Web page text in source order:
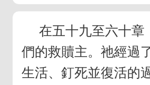
在五十九至六十章
們的救贖主。祂經過
生活、釘死並復活的